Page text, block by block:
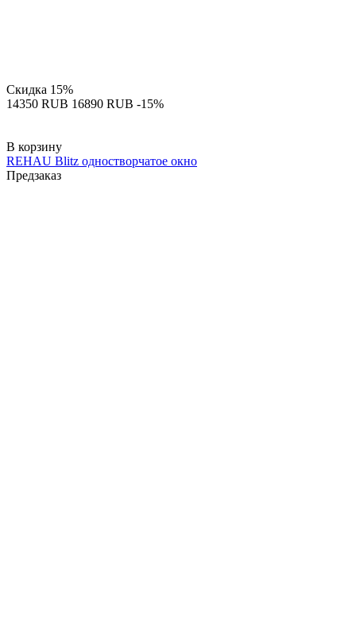
Скидка 15%
‍14350‍ RUB ‍16890‍ RUB -15%
В корзину
REHAU Blitz одностворчатое окно
Предзаказ